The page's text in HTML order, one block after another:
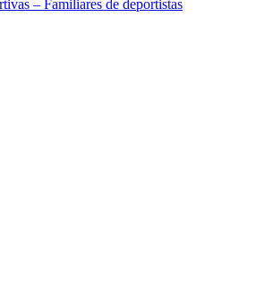
– Familiares de deportistas